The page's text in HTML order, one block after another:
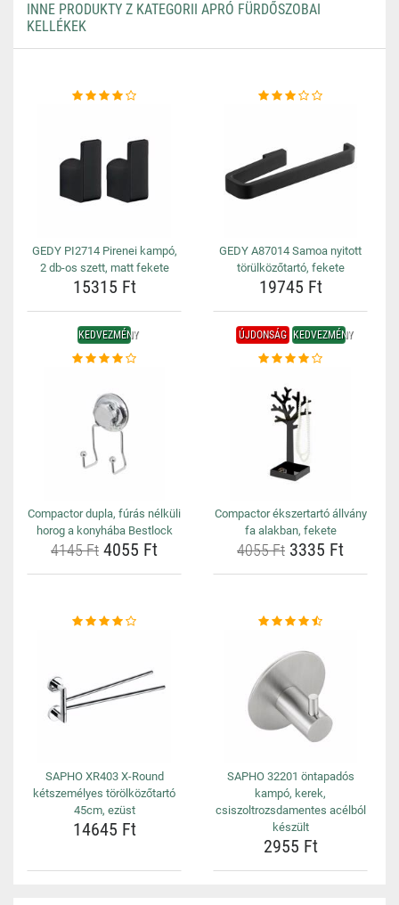
INNE PRODUKTY Z KATEGORII APRÓ FÜRDŐSZOBAI
KELLÉKEK
GEDY PI2714 Pirenei kampó,
2 db-os szett, matt fekete
15315 Ft
GEDY A87014 Samoa nyitott
törülközőtartó, fekete
19745 Ft
KEDVEZMÉNY
Compactor dupla, fúrás nélküli
horog a konyhába Bestlock
4145 Ft 4055 Ft
ÚJDONSÁG KEDVEZMÉNY
Compactor ékszertartó állvány
fa alakban, fekete
4055 Ft 3335 Ft
SAPHO XR403 X-Round
kétszemélyes törölközőtartó
45cm, ezüst
14645 Ft
SAPHO 32201 öntapadós
kampó, kerek,
csiszoltrozsdamentes acélból
készült
2955 Ft